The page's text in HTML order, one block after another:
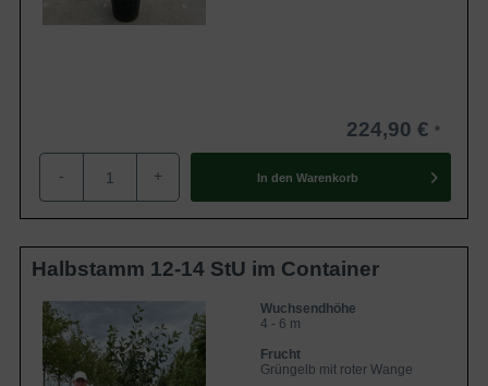
224,90 €
- + In den Warenkorb
Halbstamm 12-14 StU im Container
Wuchsendhöhe
4 - 6 m
Frucht
Grüngelb mit roter Wange